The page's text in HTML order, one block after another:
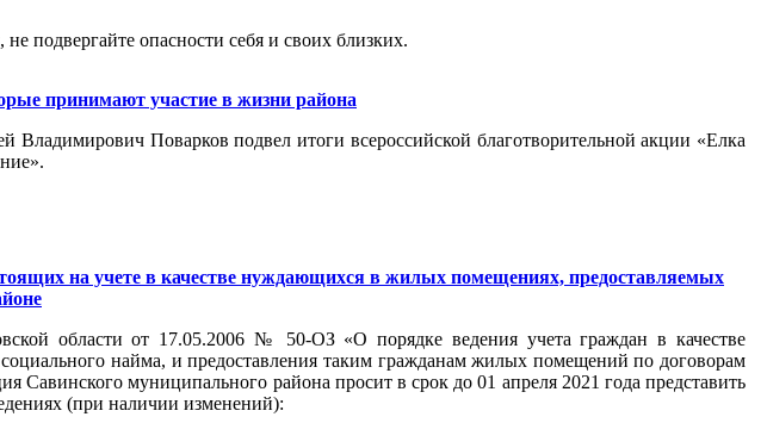
подвергайте опасности себя и своих близких.
принимают участие в жизни района
Владимирович Поварков подвел итоги всероссийской благотворительной акции «Елка
на учете в качестве нуждающихся в жилых помещениях, предоставляемых
области от 17.05.2006 № 50-ОЗ «О порядке ведения учета граждан в качестве
найма, и предоставления таким гражданам жилых помещений по договорам
Савинского муниципального района просит в срок до 01 апреля 2021 года представить
(при наличии изменений):